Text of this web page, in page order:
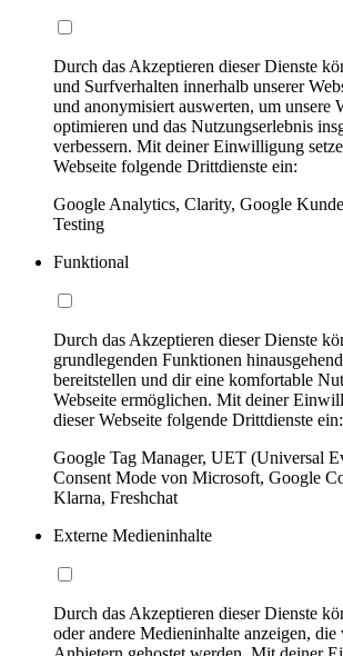
Durch das Akzeptieren dieser Dienste
und Surfverhalten innerhalb unserer
und anonymisiert auswerten, um unsere
optimieren und das Nutzungserlebnis
verbessern. Mit deiner Einwilligung
Webseite folgende Drittdienste ein:
Google Analytics, Clarity, Google
Testing
Funktional
Durch das Akzeptieren dieser Dienste
grundlegenden Funktionen
bereitstellen und dir eine komfortable
Webseite ermöglichen. Mit deiner
dieser Webseite folgende Drittdienste ein:
Google Tag Manager, UET (Universal
Consent Mode von Microsoft, Google
Klarna, Freshchat
Externe Medieninhalte
Durch das Akzeptieren dieser Dienste
oder andere Medieninhalte anzeigen, die